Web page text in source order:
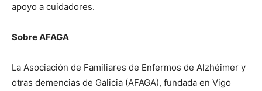
apoyo a cuidadores.
Sobre AFAGA
La Asociación de Familiares de Enfermos de Alzhéimer y
otras demencias de Galicia (AFAGA), fundada en Vigo